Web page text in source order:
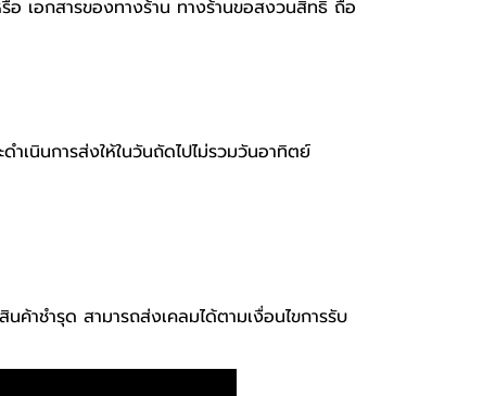
เอกสารของทางร้าน ทางร้านขอสงวนสิทธิ์ ถือ
เนินการส่งให้ในวันถัดไปไม่รวมวันอาทิตย์
าชำรุด สามารถส่งเคลมได้ตามเงื่อนไขการรับ